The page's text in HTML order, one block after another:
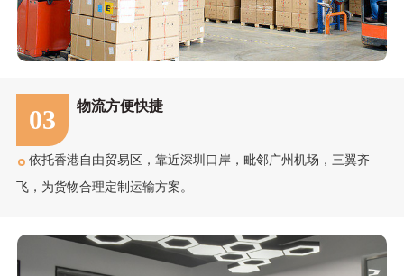
03 物流方便快捷
依托香港自由贸易区，靠近深圳口岸，毗邻广州机场，三翼齐
飞，为货物合理定制运输方案。